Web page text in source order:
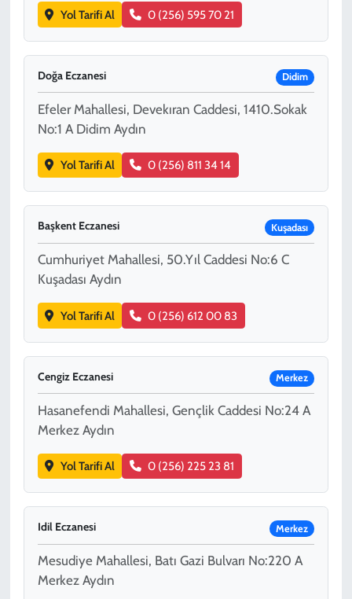
Yol Tarifi Al 0 (256) 595 70 21
Doğa Eczanesi Didim
Efeler Mahallesi, Devekıran Caddesi, 1410.Sokak
No:1 A Didim Aydın
Yol Tarifi Al 0 (256) 811 34 14
Başkent Eczanesi Kuşadası
Cumhuriyet Mahallesi, 50.Yıl Caddesi No:6 C
Kuşadası Aydın
Yol Tarifi Al 0 (256) 612 00 83
Cengiz Eczanesi Merkez
Hasanefendi Mahallesi, Gençlik Caddesi No:24 A
Merkez Aydın
Yol Tarifi Al 0 (256) 225 23 81
Idil Eczanesi Merkez
Mesudiye Mahallesi, Batı Gazi Bulvarı No:220 A
Merkez Aydın